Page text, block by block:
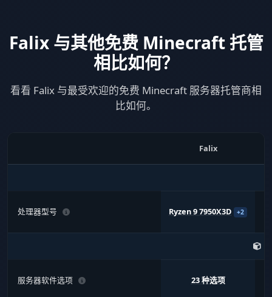
Falix 与其他免费 Minecraft 托管
相比如何？
看看 Falix 与最受欢迎的免费 Minecraft 服务器托管商相
比如何。
Falix
处理器型号 Ryzen 9 7950X3D +2
服务器软件选项 23 种选项